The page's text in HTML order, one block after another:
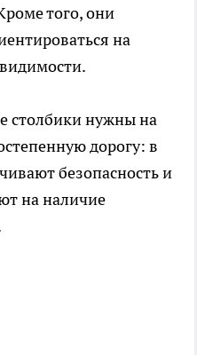
того, они
на
столбики нужны на
дорогу: в
безопасность и
на наличие